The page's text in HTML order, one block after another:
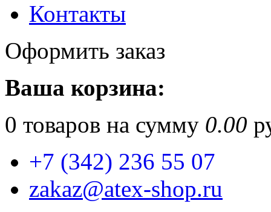
Контакты
Оформить заказ
Ваша корзина:
0 товаров на сумму 0.00
+7 (342) 236 55 07
zakaz@atex-shop.ru